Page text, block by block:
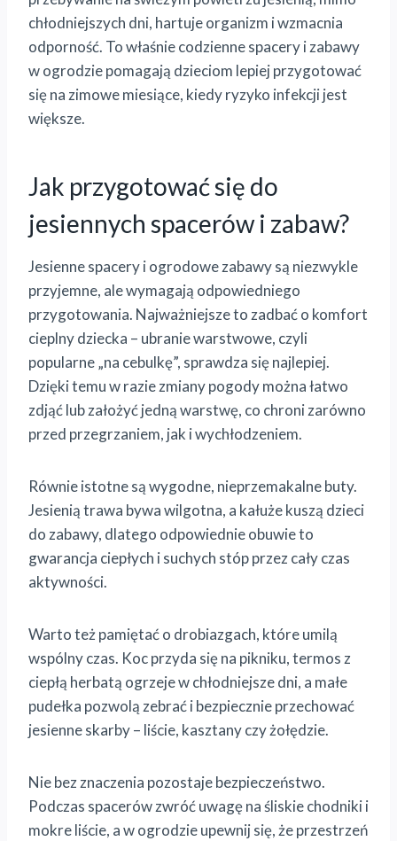
chłodniejszych dni, hartuje organizm i wzmacnia
odporność. To właśnie codzienne spacery i zabawy
w ogrodzie pomagają dzieciom lepiej przygotować
się na zimowe miesiące, kiedy ryzyko infekcji jest
większe.
Jak przygotować się do
jesiennych spacerów i zabaw?
Jesienne spacery i ogrodowe zabawy są niezwykle
przyjemne, ale wymagają odpowiedniego
przygotowania. Najważniejsze to zadbać o komfort
cieplny dziecka – ubranie warstwowe, czyli
popularne „na cebulkę”, sprawdza się najlepiej.
Dzięki temu w razie zmiany pogody można łatwo
zdjąć lub założyć jedną warstwę, co chroni zarówno
przed przegrzaniem, jak i wychłodzeniem.
Równie istotne są wygodne, nieprzemakalne buty.
Jesienią trawa bywa wilgotna, a kałuże kuszą dzieci
do zabawy, dlatego odpowiednie obuwie to
gwarancja ciepłych i suchych stóp przez cały czas
aktywności.
Warto też pamiętać o drobiazgach, które umilą
wspólny czas. Koc przyda się na pikniku, termos z
ciepłą herbatą ogrzeje w chłodniejsze dni, a małe
pudełka pozwolą zebrać i bezpiecznie przechować
jesienne skarby – liście, kasztany czy żołędzie.
Nie bez znaczenia pozostaje bezpieczeństwo.
Podczas spacerów zwróć uwagę na śliskie chodniki i
mokre liście, a w ogrodzie upewnij się, że przestrzeń